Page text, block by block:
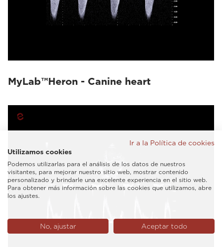
MyLab™Heron - Canine heart
Ir a la Política de cookies
Utilizamos cookies
Podemos utilizarlas para el análisis de los datos de nuestros
visitantes, para mejorar nuestro sitio web, mostrar contenido
personalizado y brindarle una excelente experiencia en el sitio web.
Para obtener más información sobre las cookies que utilizamos, abre
los ajustes.
No, ajustar Aceptar todo